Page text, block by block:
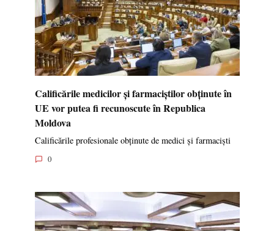
Calificările medicilor și farmaciștilor obținute în
UE vor putea fi recunoscute în Republica
Moldova
Calificările profesionale obținute de medici și farmaciști
0